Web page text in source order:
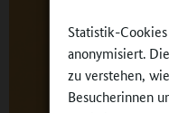
Statistik-
anonymisiert.
zu verstehen,
Besucherinnen